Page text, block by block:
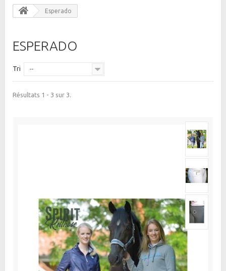
Esperado
ESPERADO
Tri --
Résultats 1 - 3 sur 3.